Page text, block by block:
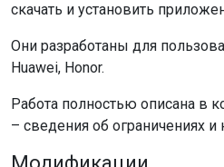
скачать и установить
Они разработаны для
Huawei, Honor.
Работа полностью описана в
– сведения об ограничениях и